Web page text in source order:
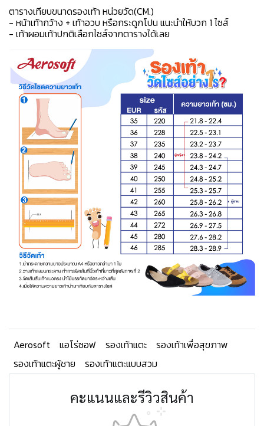
ตารางเทียบขนาดรองเท้า หน่วยวัด(CM.)
- หน้าเท้ากว้าง + เท้าอวบ หรือกระดูกโปน แนะนำให้บวก 1 ไซส์
- เท้าผอมเท้าปกติเลือกไซส์จากตารางได้เลย
Aerosoft แอโร่ซอฟ รองเท้าแตะ
รองเท้าเพื่อสุขภาพ
รองเท้าแตะผู้ชาย
รองเท้าแตะแบบสวม
คะแนนและรีวิวสินค้า